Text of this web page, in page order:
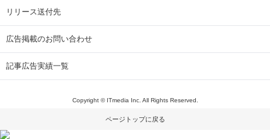
リリース送付先
広告掲載のお問い合わせ
記事広告実績一覧
Copyright © ITmedia Inc. All Rights Reserved.
ページトップに戻る